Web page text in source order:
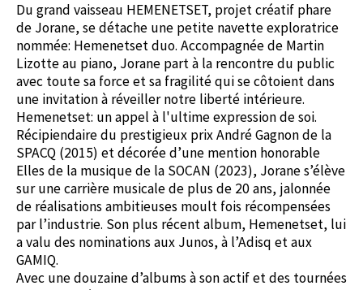
Du grand vaisseau HEMENETSET, projet créatif phare
de Jorane, se détache une petite navette exploratrice
nommée: Hemenetset duo. Accompagnée de Martin
Lizotte au piano, Jorane part à la rencontre du public
avec toute sa force et sa fragilité qui se côtoient dans
une invitation à réveiller notre liberté intérieure.
Hemenetset: un appel à l'ultime expression de soi.
Récipiendaire du prestigieux prix André Gagnon de la
SPACQ (2015) et décorée d’une mention honorable
Elles de la musique de la SOCAN (2023), Jorane s’élève
sur une carrière musicale de plus de 20 ans, jalonnée
de réalisations ambitieuses moult fois récompensées
par l’industrie. Son plus récent album, Hemenetset, lui
a valu des nominations aux Junos, à l’Adisq et aux
GAMIQ.
Avec une douzaine d’albums à son actif et des tournées